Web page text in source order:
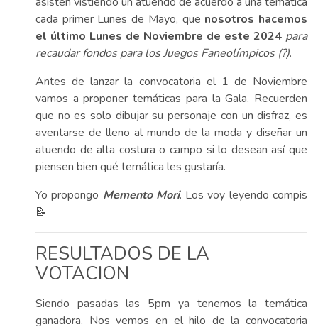
cada primer Lunes de Mayo, que nosotros hacemos
el último Lunes de Noviembre de este 2024 para
recaudar fondos para los Juegos Faneolímpicos (?).
Antes de lanzar la convocatoria el 1 de Noviembre
vamos a proponer temáticas para la Gala. Recuerden
que no es solo dibujar su personaje con un disfraz, es
aventarse de lleno al mundo de la moda y diseñar un
atuendo de alta costura o campo si lo desean así que
piensen bien qué temática les gustaría.
Yo propongo Memento Mori. Los voy leyendo compis
📝
RESULTADOS DE LA
VOTACION
Siendo pasadas las 5pm ya tenemos la temática
ganadora. Nos vemos en el hilo de la convocatoria